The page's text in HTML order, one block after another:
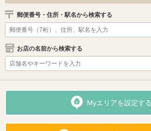
郵便番号・住所・駅名から検索する
お店の名前から検索する
Myエリアを設定する